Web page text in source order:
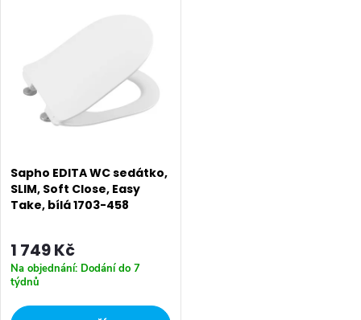
n
p
r
d
u
p
r
o
d
Sapho EDITA WC sedátko,
SLIM, Soft Close, Easy
Take, bílá 1703-458
1 749 Kč
Na objednání: Dodání do 7
týdnů